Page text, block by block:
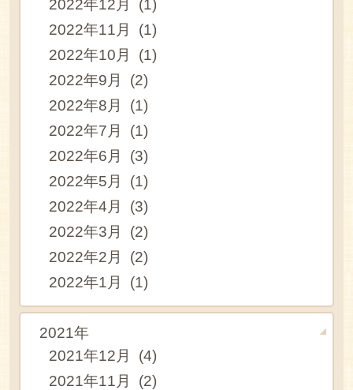
2022年12月 (1)
2022年11月 (1)
2022年10月 (1)
2022年9月 (2)
2022年8月 (1)
2022年7月 (1)
2022年6月 (3)
2022年5月 (1)
2022年4月 (3)
2022年3月 (2)
2022年2月 (2)
2022年1月 (1)
2021年
2021年12月 (4)
2021年11月 (2)